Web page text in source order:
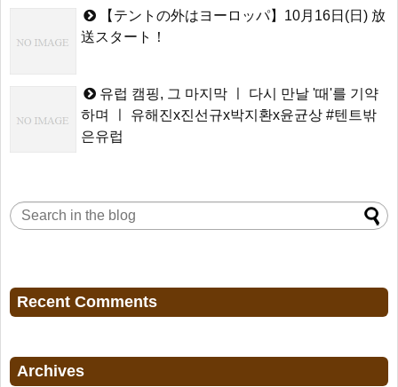
【テントの外はヨーロッパ】10月16日(日) 放
送スタート！
유럽 캠핑, 그 마지막 ㅣ 다시 만날 '때'를 기약
하며 ㅣ 유해진x진선규x박지환x윤균상 #텐트밖
은유럽
Recent Comments
Archives